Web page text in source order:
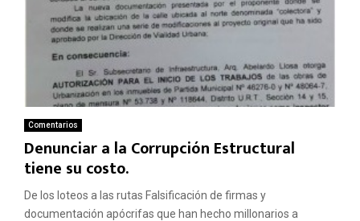
Comentarios
Denunciar a la Corrupción Estructural
tiene su costo.
De los loteos a las rutas Falsificación de firmas y
documentación apócrifas que han hecho millonarios a